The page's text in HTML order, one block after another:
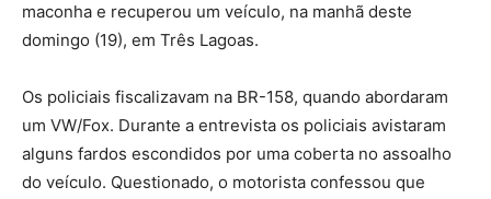
maconha e recuperou um veículo, na manhã deste
domingo (19), em Três Lagoas.
Os policiais fiscalizavam na BR-158, quando abordaram
um VW/Fox. Durante a entrevista os policiais avistaram
alguns fardos escondidos por uma coberta no assoalho
do veículo. Questionado, o motorista confessou que